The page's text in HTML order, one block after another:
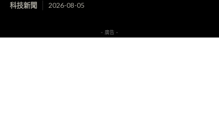
科技新聞 2026-08-05
- 廣告 -